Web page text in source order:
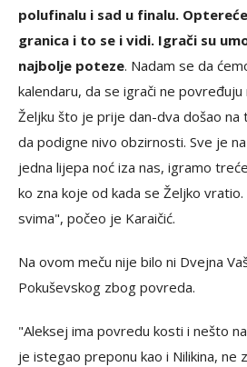
polufinalu i sad u finalu.
granica i to se i vidi. Igrači su
najbolje poteze. Nadam se da
kalendaru, da se igrači ne povređuju
Željku što je prije dan-dva došao na
da podigne nivo obzirnosti. Sve je
jedna lijepa noć iza nas, igramo
ko zna koje od kada se Željko vratio.
svima", počeo je Karaičić.
Na ovom meču nije bilo ni Dvejna
Pokuševskog zbog povreda.
"Aleksej ima povredu kosti i nešto
je istegao preponu kao i Nilikina, ne